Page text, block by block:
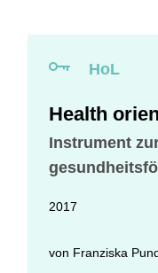
HoL
Health
Instrument
2017
von Franziska